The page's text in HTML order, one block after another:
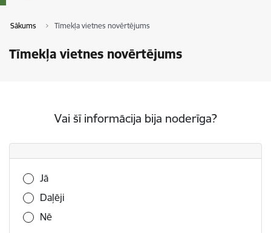
Sākums Tīmekļa vietnes novērtējums
Tīmekļa vietnes novērtējums
Vai šī informācija bija noderīga?
Vai šī informācija bija noderīga?
Jā
Daļēji
Nē